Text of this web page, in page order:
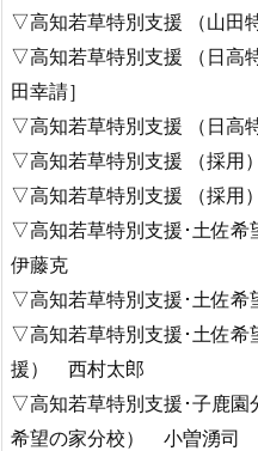
▽高知若草特別支援 （山田
▽高知若草特別支援 （日高
田幸請］
▽高知若草特別支援 （日高
▽高知若草特別支援 （採用
▽高知若草特別支援 （採用
▽高知若草特別支援･土佐
伊藤克
▽高知若草特別支援･土佐
▽高知若草特別支援･土佐希
援） 西村太郎
▽高知若草特別支援･子鹿園
希望の家分校） 小曽湧司